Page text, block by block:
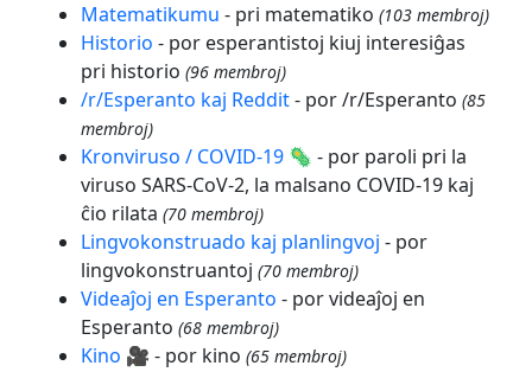
Matematikumu - pri matematiko (103 membroj)
Historio - por esperantistoj kiuj interesiĝas
pri historio (96 membroj)
/r/Esperanto kaj Reddit- por /r/Esperanto (85
membroj)
Kronviruso / COVID-19 🦠 - por paroli pri la
viruso SARS-CoV-2, la malsano COVID-19 kaj
ĉio rilata (70 membroj)
Lingvokonstruado kaj planlingvoj - por
lingvokonstruantoj (70 membroj)
Videaĵoj en Esperanto - por videaĵoj en
Esperanto (68 membroj)
Kino 🎥 - por kino (65 membroj)